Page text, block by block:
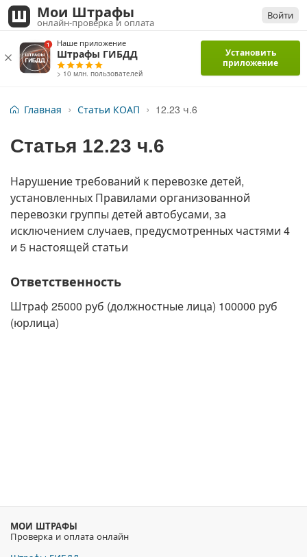
Мои Штрафы
онлайн-проверка и оплата
Войти
Наше приложение
Штрафы ГИБДД
> 10 млн. пользователей
Установить
приложение
Главная Статьи КОАП 12.23 ч.6
Статья 12.23 ч.6
Нарушение требований к перевозке детей,
установленных Правилами организованной
перевозки группы детей автобусами, за
исключением случаев, предусмотренных частями 4
и 5 настоящей статьи
Ответственность
Штраф 25000 руб (должностные лица) 100000 руб
(юрлица)
МОИ ШТРАФЫ
Проверка и оплата онлайн